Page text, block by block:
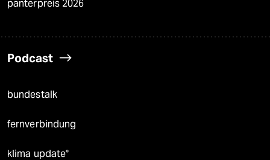
panterpreis 2026
Podcast
bundestalk
fernverbindung
klima update°